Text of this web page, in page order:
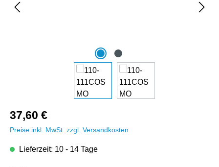
37,60 €
Preise inkl. MwSt. zzgl. Versandkosten
Lieferzeit: 10 - 14 Tage